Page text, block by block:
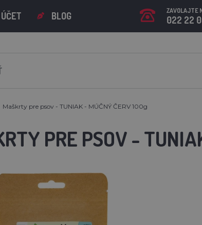
BLOG ZAVOLAJTE
022 22
Maškrty pre psov - TUNIAK - MÚČNÝ ČERV 100g
PRE PSOV -